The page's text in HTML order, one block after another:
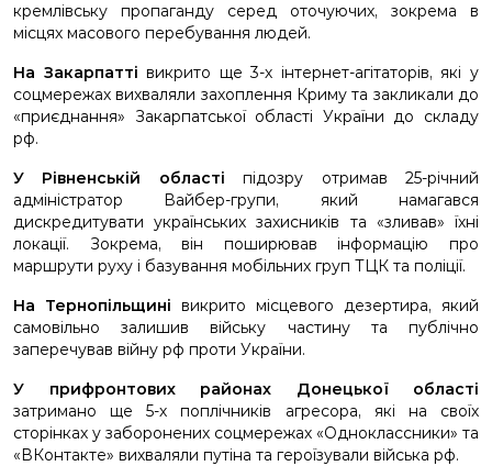
кремлівську пропаганду серед оточуючих, зокрема в
місцях масового перебування людей.
На Закарпатті викрито ще 3-х інтернет-агітаторів, які у
соцмережах вихваляли захоплення Криму та закликали до
«приєднання» Закарпатської області України до складу
рф.
У Рівненській області підозру отримав 25-річний
адміністратор Вайбер-групи, який намагався
дискредитувати українських захисників та «зливав» їхні
локації. Зокрема, він поширював інформацію про
маршрути руху і базування мобільних груп ТЦК та поліції.
На Тернопільщині викрито місцевого дезертира, який
самовільно залишив війську частину та публічно
заперечував війну рф проти України.
У прифронтових районах Донецької області
затримано ще 5-х поплічників агресора, які на своїх
сторінках у заборонених соцмережах «Одноклассники» та
«ВКонтакте» вихваляли путіна та героїзували війська рф.